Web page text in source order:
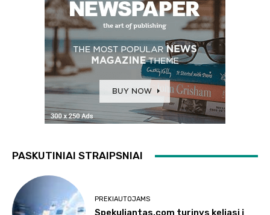
PASKUTINIAI STRAIPSNIAI
PREKIAUTOJAMS
Spekuliantas.com turinys keliasi į